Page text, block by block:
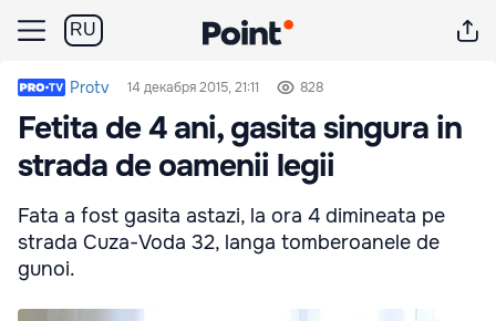
RU
Protv 14 декабря 2015, 21:11 828
Fetita de 4 ani, gasita singura in
strada de oamenii legii
Fata a fost gasita astazi, la ora 4 dimineata pe
strada Cuza-Voda 32, langa tomberoanele de
gunoi.